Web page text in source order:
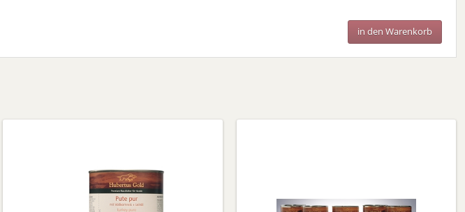
in den Warenkorb